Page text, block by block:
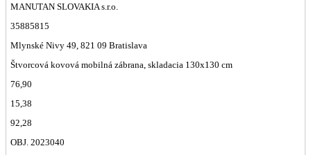
MANUTAN SLOVAKIA s.r.o.
35885815
Mlynské Nivy 49, 821 09 Bratislava
Štvorcová kovová mobilná zábrana, skladacia 130x130 cm
76,90
15,38
92,28
OBJ. 2023040